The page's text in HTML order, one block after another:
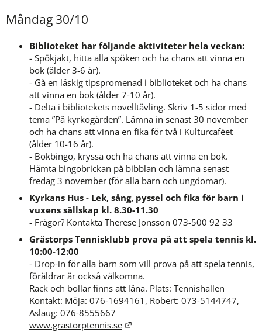
Måndag 30/10
Biblioteket har följande aktiviteter hela veckan:
- Spökjakt, hitta alla spöken och ha chans att vinna en
bok (ålder 3-6 år).
- Gå en läskig tipspromenad i biblioteket och ha chans
att vinna en bok (ålder 7-10 år).
- Delta i bibliotekets novelltävling. Skriv 1-5 sidor med
tema ”På kyrkogården”. Lämna in senast 30 november
och ha chans att vinna en fika för två i Kulturcaféet
(ålder 10-16 år).
- Bokbingo, kryssa och ha chans att vinna en bok.
Hämta bingobrickan på bibblan och lämna senast
fredag 3 november (för alla barn och ungdomar).
Kyrkans Hus - Lek, sång, pyssel och fika för barn i
vuxens sällskap kl. 8.30-11.30
- Frågor? Kontakta Therese Jonsson 073-500 92 33
Grästorps Tennisklubb prova på att spela tennis kl.
10:00-12:00
- Drop-in för alla barn som vill prova på att spela tennis,
föräldrar är också välkomna.
Rack och bollar finns att låna. Plats: Tennishallen
Kontakt: Möja: 076-1694161, Robert: 073-5144747,
Aslaug: 076-8555667
www.grastorptennis.se
Länk till annan webbplats.